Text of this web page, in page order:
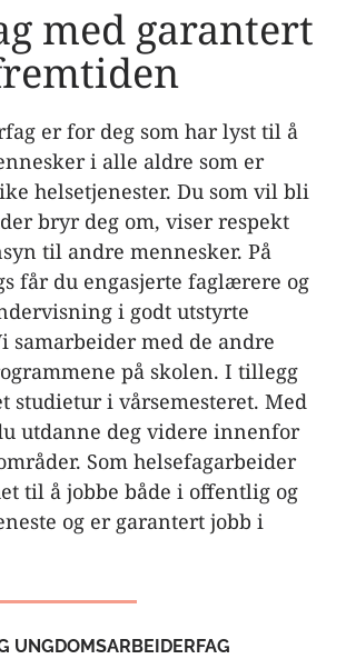
med garantert
er for deg som har lyst til å
i alle aldre som er
helsetjenester. Du som vil bli
bryr deg om, viser respekt
til andre mennesker. På
får du engasjerte faglærere og
i godt utstyrte
samarbeider med de andre
på skolen. I tillegg
studietur i vårsemesteret. Med
utdanne deg videre innenfor
Som helsefagarbeider
til å jobbe både i offentlig og
og er garantert jobb i
UNGDOMSARBEIDERFAG